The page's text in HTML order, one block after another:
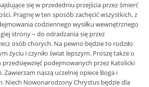
się w przededniu przejścia przez śmierć
Pragnę w ten sposób zachęcić wszystkich, z
codziennego wysiłku wewnętrznego
strony – do odradzania się przez
osób chorych. Na pewno będzie to rodziło
życiu i czyniło świat lepszym. Proszę także o
przedsięwzięć podejmowanych przez Katolicki
Zawierzam naszą uczelnię opiece Boga i
Niech Nowonarodzony Chrystus będzie dla